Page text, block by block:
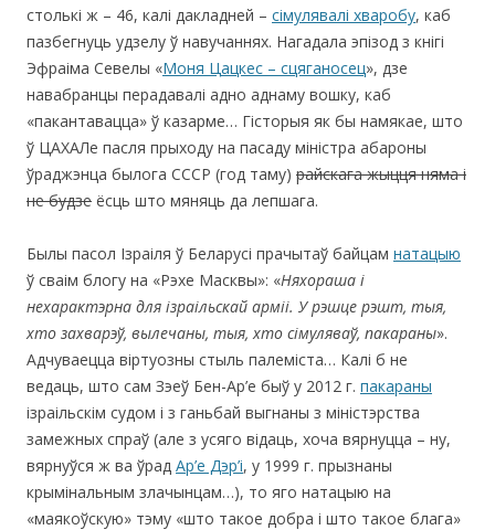
столькі ж – 46, калі дакладней – сімулявалі хваробу, каб
пазбегнуць удзелу ў навучаннях. Нагадала эпізод з кнігі
Эфраіма Севелы «Моня Цацкес – сцяганосец», дзе
навабранцы перадавалі адно аднаму вошку, каб
«пакантавацца» ў казарме… Гісторыя як бы намякае, што
ў ЦАХАЛе пасля прыходу на пасаду міністра абароны
ўраджэнца былога СССР (год таму) райскага жыцця няма і
не будзе ёсць што мяняць да лепшага.
Былы пасол Ізраіля ў Беларусі прачытаў байцам натацыю
ў сваім блогу на «Рэхе Масквы»: «Няхораша і
нехарактэрна для ізраільскай арміі. У рэшце рэшт, тыя,
хто захварэў, вылечаны, тыя, хто сімуляваў, пакараны».
Адчуваецца віртуозны стыль палеміста… Калі б не
ведаць, што сам Зэеў Бен-Ар’е быў у 2012 г. пакараны
ізраільскім судом і з ганьбай выгнаны з міністэрства
замежных спраў (але з усяго відаць, хоча вярнуцца – ну,
вярнуўся ж ва ўрад Ар’е Дэр’і, у 1999 г. прызнаны
крымінальным злачынцам…), то яго натацыю на
«маякоўскую» тэму «што такое добра і што такое блага»